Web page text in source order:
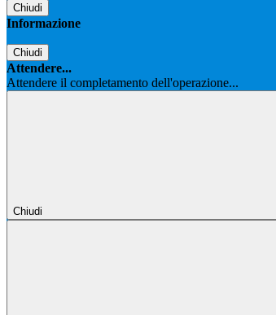
Chiudi
Informazione
Chiudi
Attendere...
Attendere il completamento dell'operazione...
Chiudi